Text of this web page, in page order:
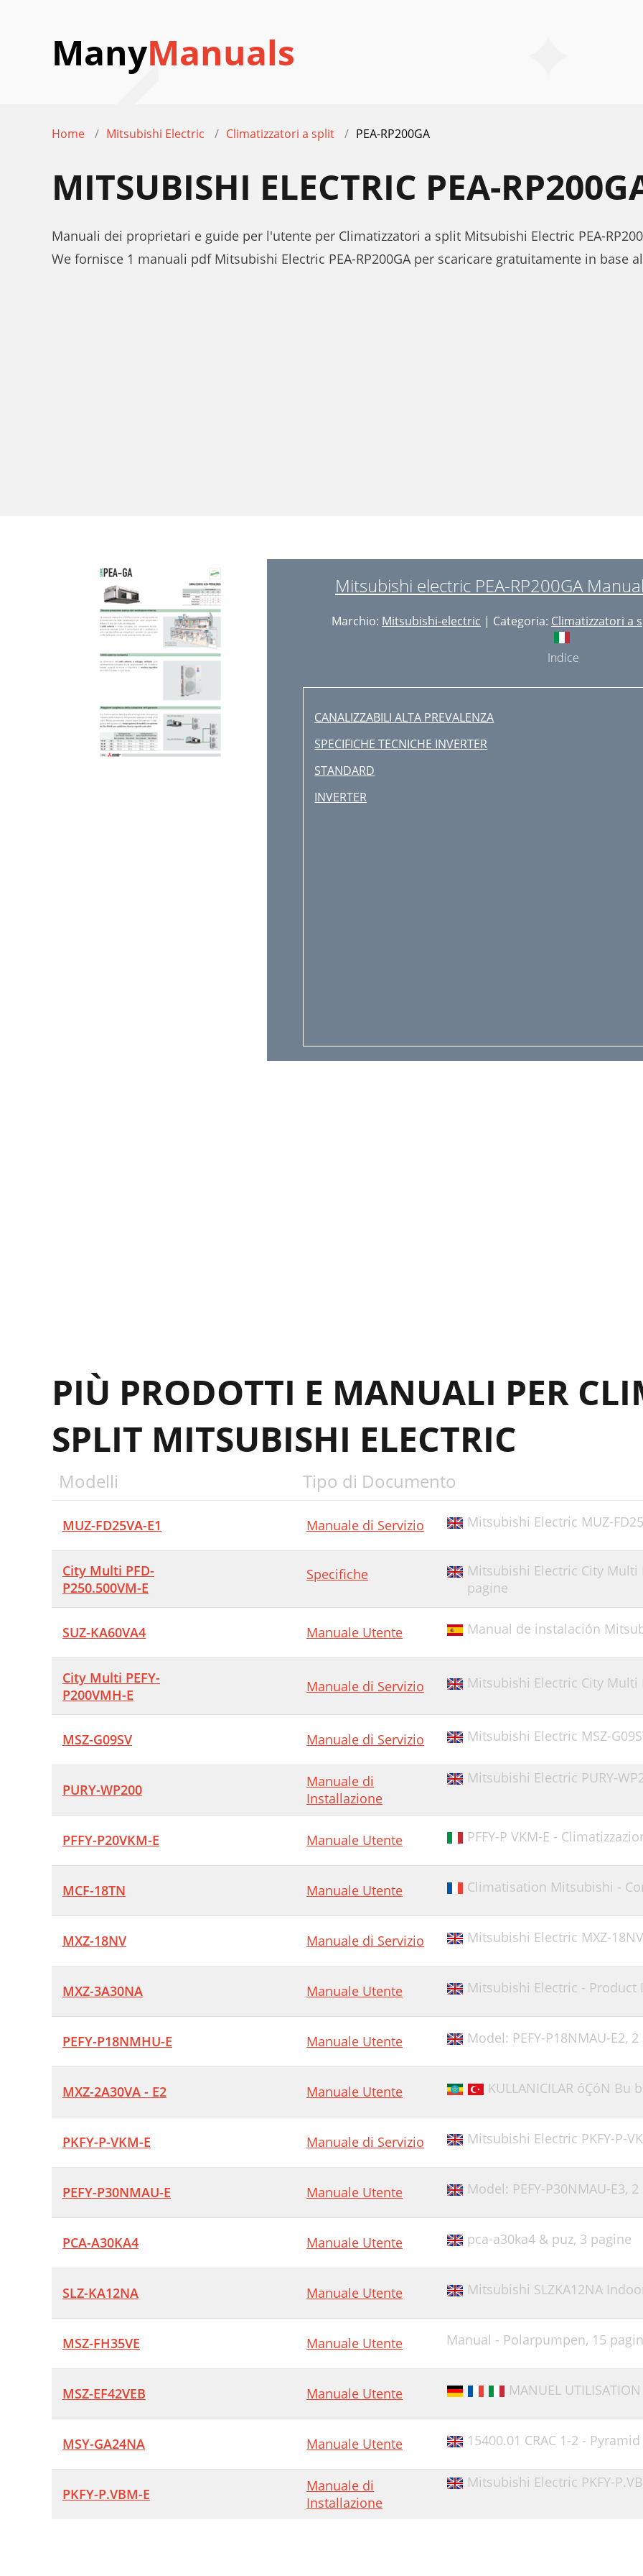
ManyManuals
Home Mitsubishi Electric Climatizzatori a split PEA-RP200GA
MITSUBISHI ELECTRIC PEA-
Manuali dei proprietari e guide per l'utente per Climatizzatori a split Mitsubishi Electric PEA-
We fornisce 1 manuali pdf Mitsubishi Electric PEA-RP200GA per scaricare gratuitamente in base
Mitsubishi electric PEA-RP200GA
Marchio: Mitsubishi-electric | Categoria: Climatizzatori a
Indice
CANALIZZABILI ALTA PREVALENZA
SPECIFICHE TECNICHE INVERTER
STANDARD
INVERTER
PIÙ PRODOTTI E MANUALI PER
SPLIT MITSUBISHI ELECTRIC
Modelli Tipo di Documento
MUZ-FD25VA-E1 Manuale di Servizio Mitsubishi Electric MUZ-
City Multi PFD-
P250.500VM-E
Specifiche Mitsubishi Electric City Multi
pagine
SUZ-KA60VA4 Manuale Utente Manual de instalación
City Multi PEFY-
P200VMH-E
Manuale di Servizio Mitsubishi Electric City Multi
MSZ-G09SV Manuale di Servizio Mitsubishi Electric MSZ-
PURY-WP200
Manuale di
Installazione
Mitsubishi Electric PURY-
PFFY-P20VKM-E Manuale Utente PFFY-P VKM-E -
MCF-18TN Manuale Utente Climatisation Mitsubishi -
MXZ-18NV Manuale di Servizio Mitsubishi Electric MXZ-
MXZ-3A30NA Manuale Utente Mitsubishi Electric - Product
PEFY-P18NMHU-E Manuale Utente Model: PEFY-P18NMAU-E2, 2
MXZ-2A30VA - E2 Manuale Utente KULLANICILAR óÇóN
PKFY-P-VKM-E Manuale di Servizio Mitsubishi Electric PKFY-P-
PEFY-P30NMAU-E Manuale Utente Model: PEFY-P30NMAU-E3, 2
PCA-A30KA4 Manuale Utente pca-a30ka4 & puz, 3 pagine
SLZ-KA12NA Manuale Utente Mitsubishi SLZKA12NA
MSZ-FH35VE Manuale Utente Manual - Polarpumpen, 15
MSZ-EF42VEB Manuale Utente MANUEL
MSY-GA24NA Manuale Utente 15400.01 CRAC 1-2 -
PKFY-P.VBM-E
Manuale di
Installazione
Mitsubishi Electric PKFY-